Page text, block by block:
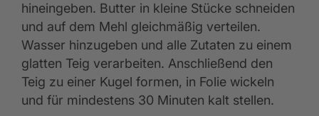
hineingeben. Butter in kleine Stücke schneiden
und auf dem Mehl gleichmäßig verteilen.
Wasser hinzugeben und alle Zutaten zu einem
glatten Teig verarbeiten. Anschließend den
Teig zu einer Kugel formen, in Folie wickeln
und für mindestens 30 Minuten kalt stellen.